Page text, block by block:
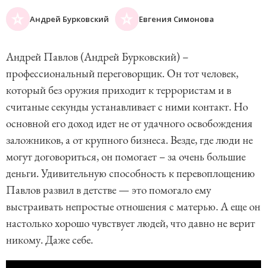
Андрей Бурковский Евгения Симонова
Андрей Павлов (Андрей Бурковский) –
профессиональный переговорщик. Он тот человек,
который без оружия приходит к террористам и в
считаные секунды устанавливает с ними контакт. Но
основной его доход идет не от удачного освобождения
заложников, а от крупного бизнеса. Везде, где люди не
могут договориться, он помогает – за очень большие
деньги. Удивительную способность к перевоплощению
Павлов развил в детстве — это помогало ему
выстраивать непростые отношения с матерью. А еще он
настолько хорошо чувствует людей, что давно не верит
никому. Даже себе.